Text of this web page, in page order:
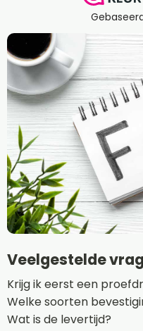
Veelgestelde
Krijg ik eerst een
Welke soorten
Wat is de levertijd?